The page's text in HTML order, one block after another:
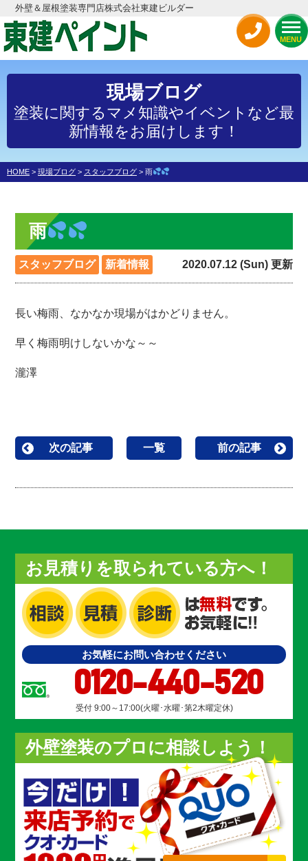
外壁＆屋根塗装専門店株式会社東建ビルダー
MENU
現場ブログ
塗装に関するマメ知識やイベントなど最
新情報をお届けします！
HOME > 現場ブログ > スタッフブログ > 雨
雨
スタッフブログ 新着情報 2020.07.12 (Sun) 更新
長い梅雨、なかなか現場がはかどりません。
早く梅雨明けしないかな～～
瀧澤
次の記事 一覧 前の記事
お見積りを取られている方へ！
お気軽にお問い合わせください
0120-440-520
受付 9:00～17:00(火曜･水曜･第2木曜定休)
外壁塗装のプロに相談しよう！